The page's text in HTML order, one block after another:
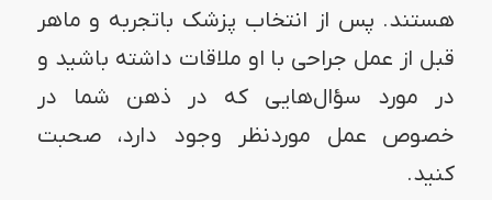
هستند. پس از انتخاب پزشک باتجربه و ماهر
قبل از عمل جراحی با او ملاقات داشته باشید و
در مورد سؤال‌هایی که در ذهن شما در
خصوص عمل موردنظر وجود دارد، صحبت
کنید.